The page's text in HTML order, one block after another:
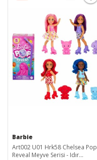
Barbie
Art002 U01 Hrk58 Chelsea Pop
Reveal Meyve Serisi - Idır